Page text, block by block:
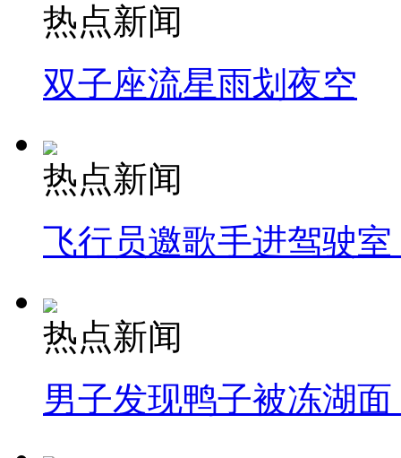
热点新闻
双子座流星雨划夜空
热点新闻
飞行员邀歌手进驾驶
热点新闻
男子发现鸭子被冻湖